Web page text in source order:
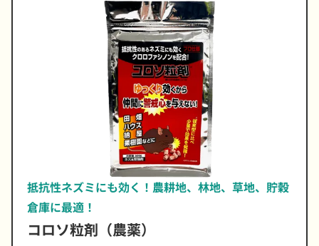
抵抗性ネズミにも効く！農耕地、林地、草地、貯穀
倉庫に最適！
コロソ粒剤（農薬）